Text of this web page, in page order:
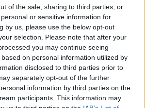
of the sale, sharing to third parties, or
or sensitive information for
by us, please use the below opt-out
selection. Please note that after your
you may continue seeing
on personal information utilized by
disclosed to third parties prior to
separately opt-out of the further
information by third parties on the
participants. This information may
στο Google News και
για όλη την ειδησεογραφία και τα
ημέρας
κάποιος πάνω από την